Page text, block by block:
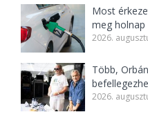
Most
meg holnap
2026.
Több,
2026.